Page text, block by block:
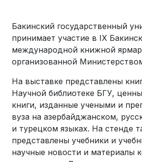
Бакинский государственный
принимает участие в IX
международной книжной
организованной
На выставке представлены
Научной библиотеке БГУ,
книги, изданные учеными и
вуза на азербайджанском,
и турецком языках. На стенде
представлены учебники и
научные новости и материалы